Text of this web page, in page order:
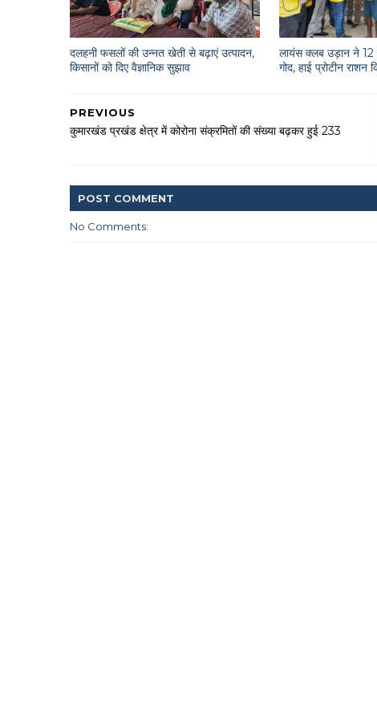
दलहनी फसलों की उन्नत खेती से बढ़ाएं उत्पादन,
किसानों को दिए वैज्ञानिक सुझाव
लायंस क्लब उड़ान ने 12
गोद, हाई प्रोटीन राशन
PREVIOUS
कुमारखंड प्रखंड क्षेत्र में कोरोना संक्रमितों की संख्या बढ़कर हुई 233
POST COMMENT
No Comments: